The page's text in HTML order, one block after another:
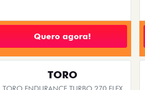
Quero agora!
TORO